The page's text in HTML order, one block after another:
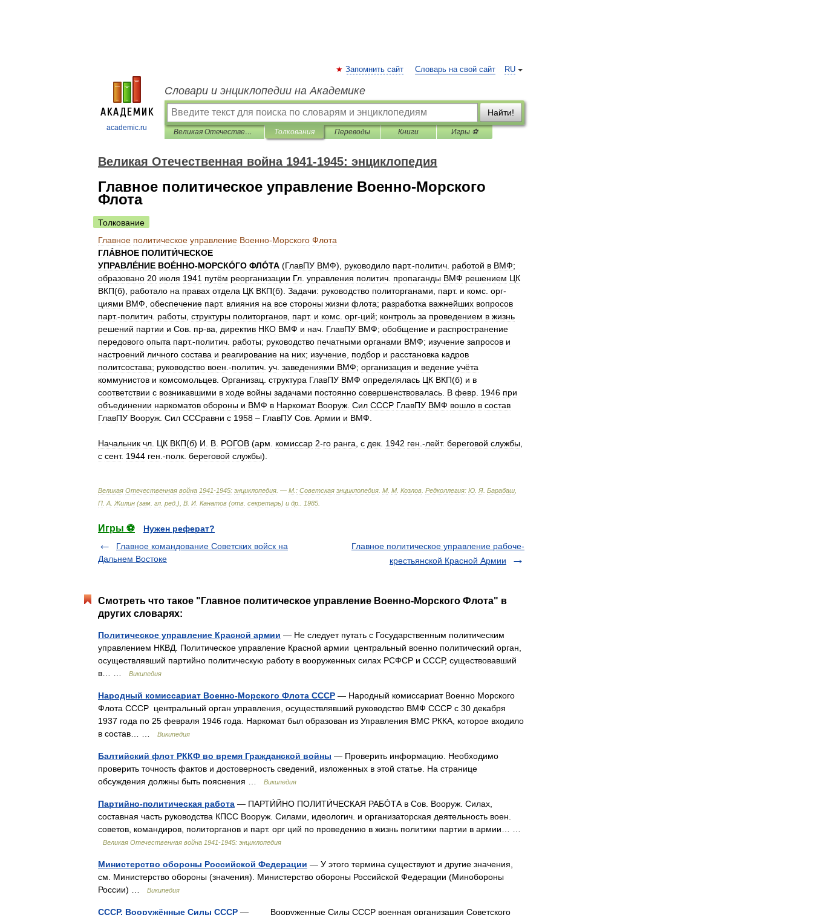
academic.ru
RU
Запомнить сайт Словарь на свой сайт
Словари и энциклопедии на Академике
Найти!
Великая Отечественная война 1941-1945: энциклопедия Толкования Переводы Книги Игры ⚽
Великая Отечественная война 1941-1945: энциклопедия
Главное политическое управление Военно-Морского
Флота
Толкование
Главное политическое управление Военно-Морского Флота
ГЛÁВНОЕ ПОЛИТИ́ЧЕСКОЕ
УПРАВЛÉНИЕ ВОÉННО-МОРСКÓГО ФЛÓТА (ГлавПУ ВМФ), руководило парт.-политич работой в ВМФ;
образовано 20 июля 1941 путём реорганизации Гл управления политич пропаганды ВМФ решением ЦК
ВКП(б), работало на правах отдела ЦК ВКП(б). Задачи: руководство политорганами парт. и комс орг-
циями ВМФ обеспечение парт. влияния на все стороны жизни флота; разработка важнейших вопросов
парт.-политич работы структуры политорганов парт. и комс орг-ций; контроль за проведением в жизнь
решений партии и Сов пр-ва директив НКО ВМФ и нач ГлавПУ ВМФ; обобщение и распространение
передового опыта парт.-политич работы; руководство печатными органами ВМФ; изучение запросов и
настроений личного состава и реагирование на них; изучение подбор и расстановка кадров
политсостава; руководство воен .-политич уч заведениями ВМФ; организация и ведение учёта
коммунистов и комсомольцев Организац структура ГлавПУ ВМФ определялась ЦК ВКП(б) и в
соответствии с возникавшими в ходе войны задачами постоянно совершенствовалась В февр 1946 при
объединении наркоматов обороны и ВМФ в Наркомат Вооруж Сил СССР ГлавПУ ВМФ вошло в состав
ГлавПУ Вооруж Сил СССравни с 1958 – ГлавПУ Сов Армии и ВМФ
Начальник чл ЦК ВКП(б) И В РОГОВ (арм комиссар 2-го ранга с дек 1942 ген .-лейт. береговой службы
с сент. 1944 ген .-полк береговой службы).
Великая Отечественная война 1941-1945: энциклопедия . — М : Советская энциклопедия М М Козлов Редколлегия: Ю Я Барабаш
П А Жилин (зам гл ред .), В И Канатов (отв секретарь) и др 1985
Игры ⚽
Нужен реферат?
Главное командование Советских войск на
Дальнем Востоке
Главное политическое управление рабоче-
крестьянской Красной Армии
Смотреть что такое "Главное политическое управление Военно-Морского Флота" в
других словарях:
Политическое управление Красной армии — Не следует путать с Государственным политическим
управлением НКВД. Политическое управление Красной армии центральный военно политический орган,
осуществлявший партийно политическую работу в вооруженных силах РСФСР и СССР, существовавший
в… …
Википедия
Народный комиссариат Военно-Морского Флота СССР — Народный комиссариат Военно Морского
Флота СССР центральный орган управления, осуществлявший руководство ВМФ СССР с 30 декабря
1937 года по 25 февраля 1946 года. Наркомат был образован из Управления ВМС РККА, которое входило
в состав… …
Википедия
Балтийский флот РККФ во время Гражданской войны — Проверить информацию. Необходимо
проверить точность фактов и достоверность сведений, изложенных в этой статье. На странице
обсуждения должны быть пояснения …
Википедия
Партийно-политическая работа — ПАРТИ́ЙНО ПОЛИТИ́ЧЕСКАЯ РАБÓТА в Сов. Вооруж. Силах,
составная часть руководства КПСС Вооруж. Силами, идеологич. и организаторская деятельность воен.
советов, командиров, политорганов и парт. орг ций по проведению в жизнь политики партии в армии… …
Великая Отечественная война 1941-1945: энциклопедия
Министерство обороны Российской Федерации — У этого термина существуют и другие значения,
см. Министерство обороны (значения). Министерство обороны Российской Федерации (Минобороны
России) …
Википедия
СССР. Вооружённые Силы СССР — Вооруженные Силы СССР военная организация Советского